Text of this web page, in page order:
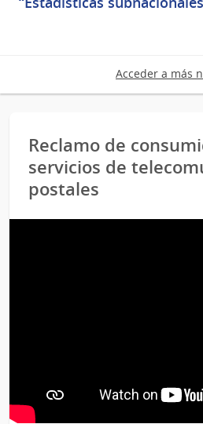
Acceder a más
Reclamo de
servicios de
postales